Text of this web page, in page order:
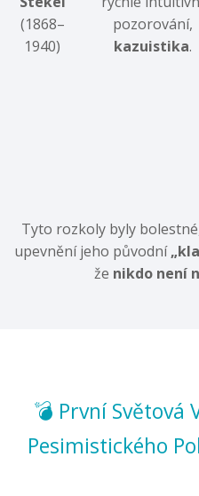
(1868–
1940)
pozorování,
kazuistika.
Tyto rozkoly byly
upevnění jeho původní
že nikdo není
💣 První Světová
Pesimistického